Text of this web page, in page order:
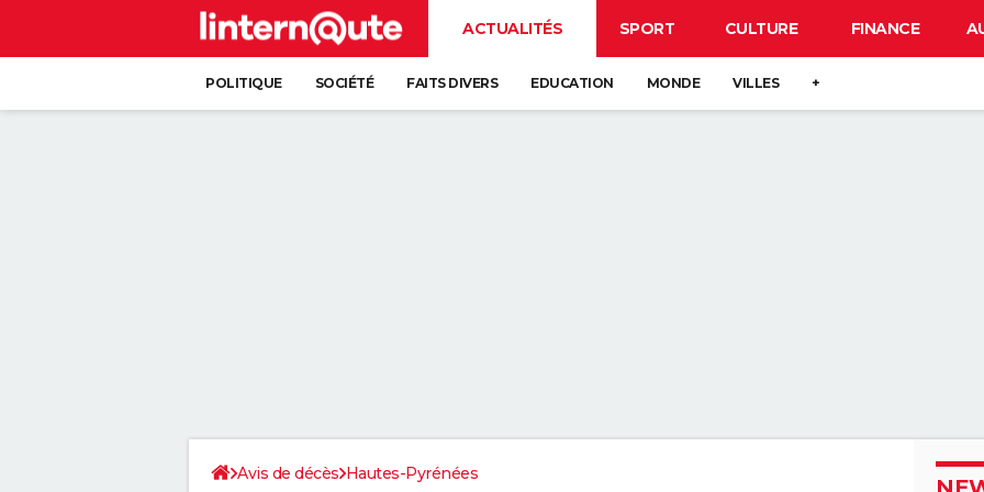
ACTUALITÉS SPORT CULTURE FINANCE
POLITIQUE SOCIÉTÉ FAITS DIVERS EDUCATION MONDE VILLES +
Avis de décès Hautes-Pyrénées